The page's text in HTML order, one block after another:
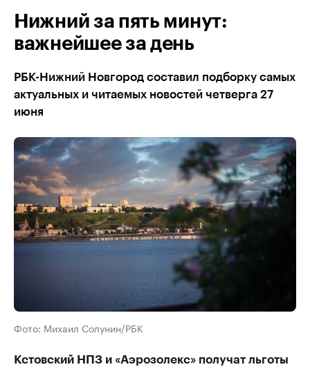
Нижний за пять минут:
важнейшее за день
РБК-Нижний Новгород составил подборку самых
актуальных и читаемых новостей четверга 27
июня
Фото: Михаил Солунин/РБК
Кстовский НПЗ и «Аэрозолекс» получат льготы